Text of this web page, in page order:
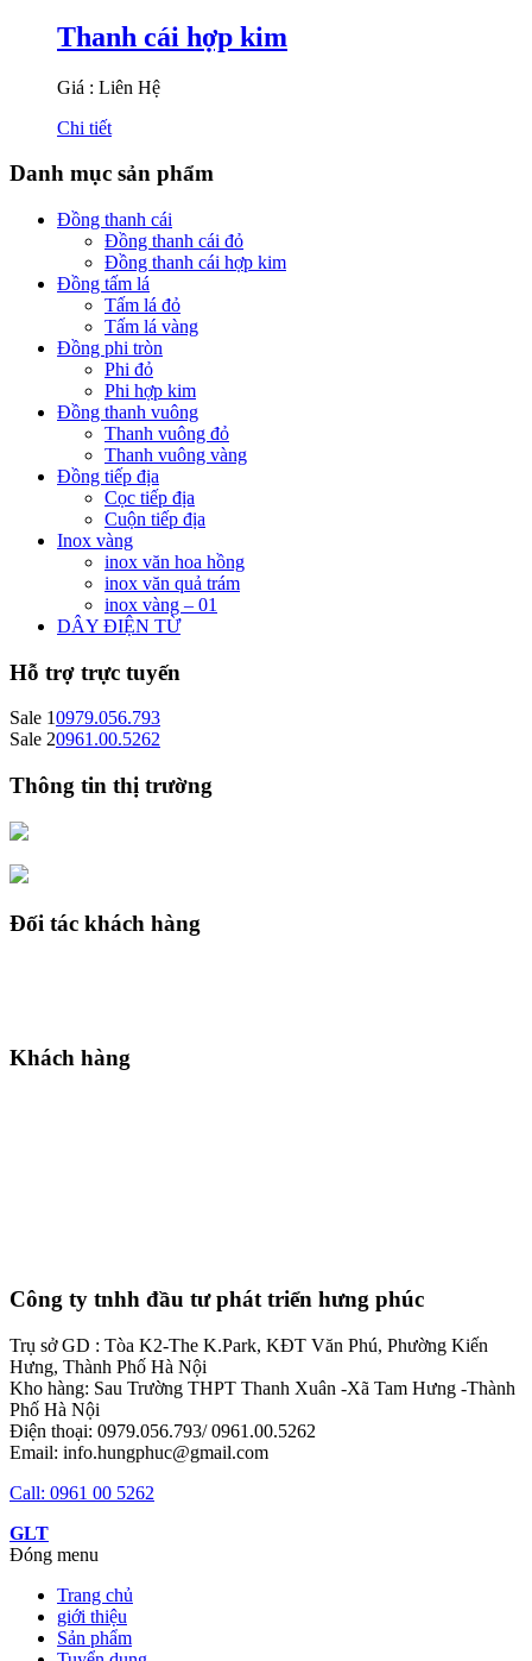
Thanh cái hợp kim
Giá : Liên Hệ
Chi tiết
Danh mục sản phẩm
Đồng thanh cái
Đồng thanh cái đỏ
Đồng thanh cái hợp kim
Đồng tấm lá
Tấm lá đỏ
Tấm lá vàng
Đồng phi tròn
Phi đỏ
Phi hợp kim
Đồng thanh vuông
Thanh vuông đỏ
Thanh vuông vàng
Đồng tiếp địa
Cọc tiếp địa
Cuộn tiếp địa
Inox vàng
inox văn hoa hồng
inox văn quả trám
inox vàng – 01
DÂY ĐIỆN TỪ
Hỗ trợ trực tuyến
Sale 10979.056.793
Sale 20961.00.5262
Thông tin thị trường
Đối tác khách hàng
Khách hàng
Công ty tnhh đầu tư phát triển hưng phúc
Trụ sở GD : Tòa K2-The K.Park, KĐT Văn Phú, Phường Kiến
Hưng, Thành Phố Hà Nội
Kho hàng: Sau Trường THPT Thanh Xuân -Xã Tam Hưng -Thành
Phố Hà Nội
Điện thoại: 0979.056.793/ 0961.00.5262
Email: info.hungphuc@gmail.com
Call: 0961 00 5262
GLT
Đóng menu
Trang chủ
giới thiệu
Sản phẩm